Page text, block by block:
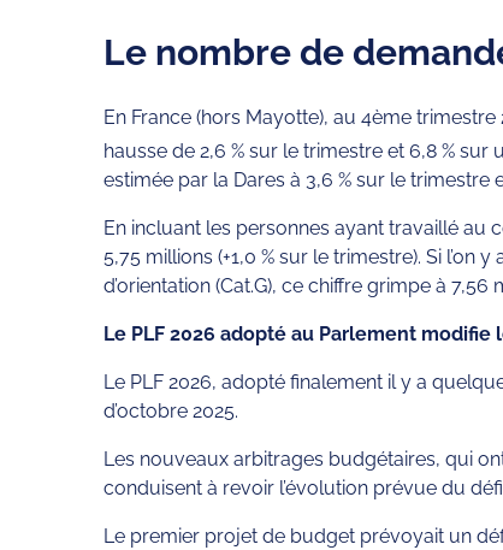
Le nombre de
En France (hors Mayotte), au 4ème
hausse de 2,6 % sur le trimestre et 6,8 % sur
estimée par la Dares à 3,6 % sur le trimestre
En incluant les personnes ayant travaillé au
5,75 millions (+1,0 % sur le trimestre). Si
d’orientation (Cat.G), ce chiffre grimpe à 7,56
Le PLF 2026 adopté au Parlement
Le PLF 2026, adopté finalement il y a
d’octobre 2025.
Les nouveaux arbitrages budgétaires, qui
conduisent à revoir l’évolution prévue du
Le premier projet de budget prévoyait un